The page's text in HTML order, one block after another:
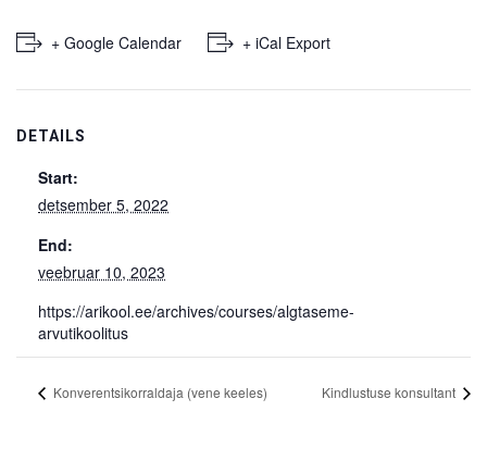
+ Google Calendar + iCal Export
DETAILS
Start:
detsember 5, 2022
End:
veebruar 10, 2023
https://arikool.ee/archives/courses/algtaseme-
arvutikoolitus
Konverentsikorraldaja (vene keeles) Kindlustuse konsultant